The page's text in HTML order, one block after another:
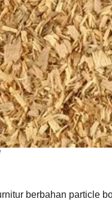
berbahan particle